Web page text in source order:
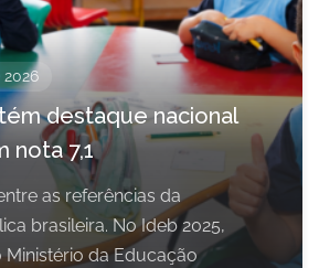
destaque nacional
nota 7,1
as referências da
brasileira. No Ideb 2025,
da Educação